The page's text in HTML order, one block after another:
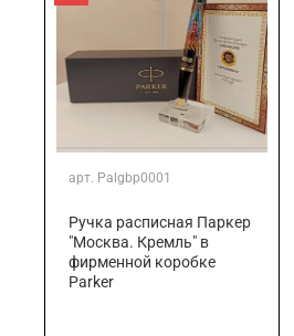
арт. Palgbp0001
Ручка расписная Паркер
"Москва. Кремль" в
фирменной коробке
Parker